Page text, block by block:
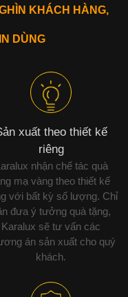
KHÁCH HÀNG,
DÙNG
xuất theo thiết kế
riêng
nhận chế tác quà
mạ vàng theo thiết kế
với bất kỳ số lượng. Chỉ
đưa ý tưởng quà tặng,
Karalux sẽ tư vấn các
án sản xuất cho quý
khách.